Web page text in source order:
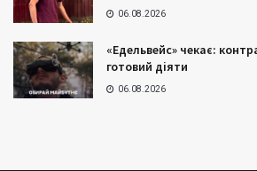
06.08.2026
«Едельвейс» чекає:
готовий діяти
06.08.2026